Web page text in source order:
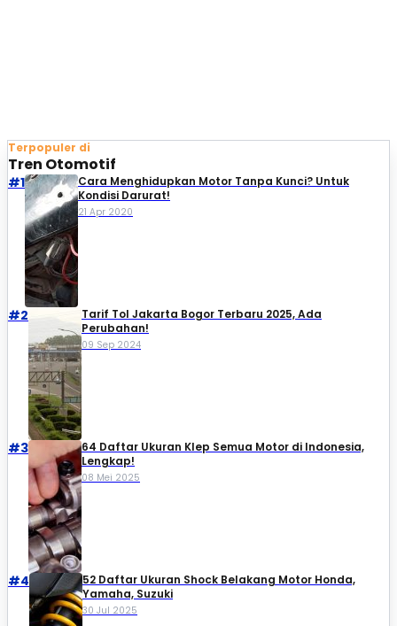
Terpopuler di
Tren Otomotif
#1
Cara Menghidupkan Motor Tanpa Kunci? Untuk
Kondisi Darurat!
21 Apr 2020
#2
Tarif Tol Jakarta Bogor Terbaru 2025, Ada
Perubahan!
09 Sep 2024
#3
64 Daftar Ukuran Klep Semua Motor di Indonesia,
Lengkap!
08 Mei 2025
#4
52 Daftar Ukuran Shock Belakang Motor Honda,
Yamaha, Suzuki​
30 Jul 2025